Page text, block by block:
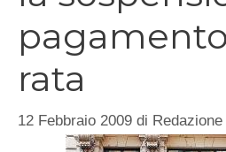
rata
12 Febbraio 2009 di Redazione